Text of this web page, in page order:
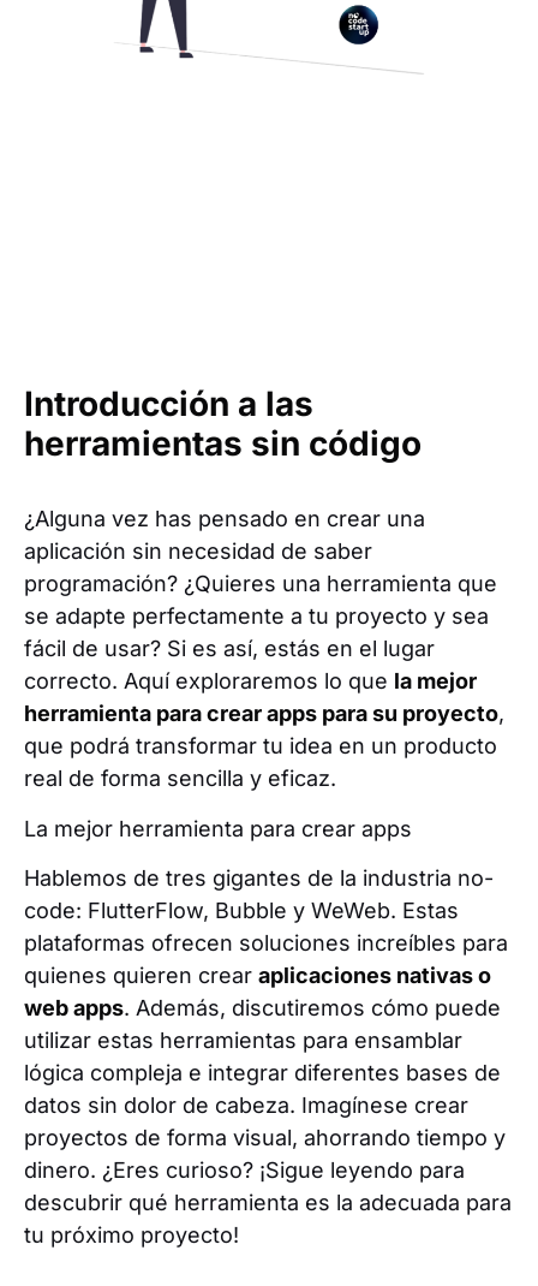
Introducción a las
herramientas sin código
¿Alguna vez has pensado en crear una
aplicación sin necesidad de saber
programación? ¿Quieres una herramienta que
se adapte perfectamente a tu proyecto y sea
fácil de usar? Si es así, estás en el lugar
correcto. Aquí exploraremos lo que la mejor
herramienta para crear apps para su proyecto,
que podrá transformar tu idea en un producto
real de forma sencilla y eficaz.
La mejor herramienta para crear apps
Hablemos de tres gigantes de la industria no-
code: FlutterFlow, Bubble y WeWeb. Estas
plataformas ofrecen soluciones increíbles para
quienes quieren crear aplicaciones nativas o
web apps. Además, discutiremos cómo puede
utilizar estas herramientas para ensamblar
lógica compleja e integrar diferentes bases de
datos sin dolor de cabeza. Imagínese crear
proyectos de forma visual, ahorrando tiempo y
dinero. ¿Eres curioso? ¡Sigue leyendo para
descubrir qué herramienta es la adecuada para
tu próximo proyecto!